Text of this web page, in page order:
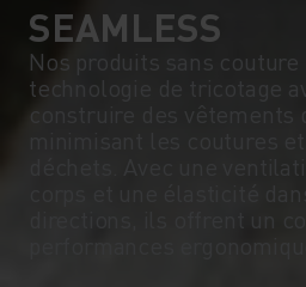
SEAMLESS
Nos produits sans
technologie de tricotage
construire des vêtements
minimisant les coutures
performances